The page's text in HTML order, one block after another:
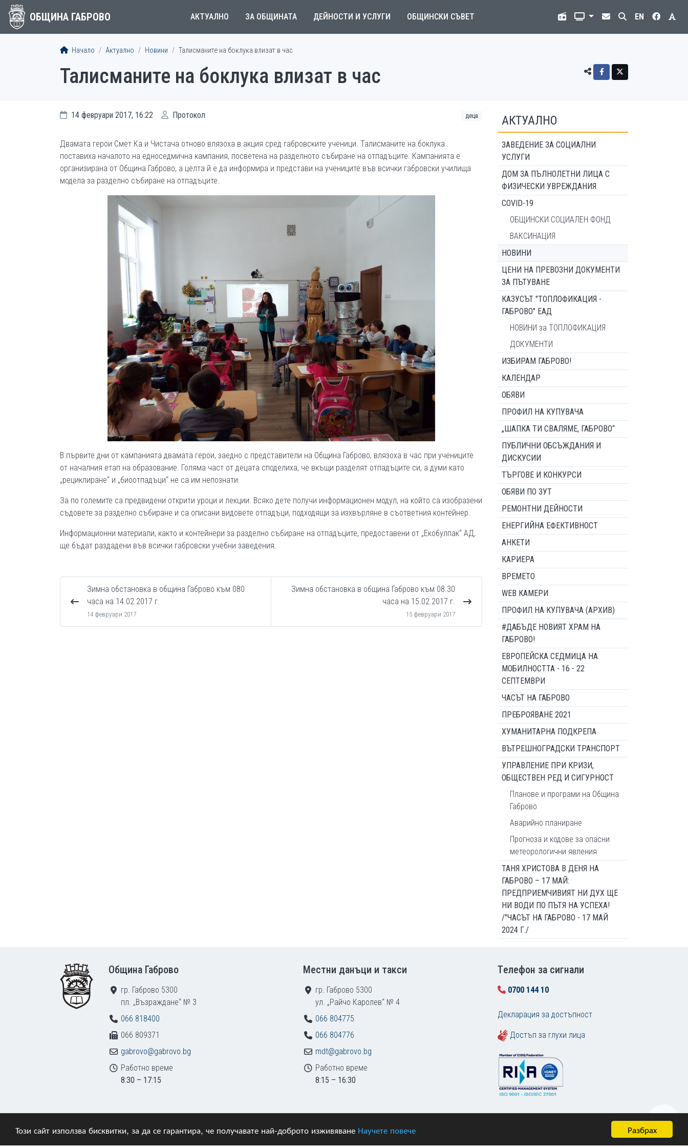
Разбрах
Този сайт използва бисквитки, за да се гарантира, че получавате най-доброто изживяване Научете повече
ОБЩИНА ГАБРОВО АКТУАЛНО ЗА ОБЩИНАТА ДЕЙНОСТИ И УСЛУГИ ОБЩИНСКИ СЪВЕТ EN
Начало Актуално Новини Талисманите на боклука влизат в час
Талисманите на боклука влизат в час
14 февруари 2017, 16:22 Протокол деца
Двамата герои Смет.Ка и Чистача отново влязоха в акция сред габровските ученици. Талисманите на боклука
поставиха началото на едноседмична кампания, посветена на разделното събиране на отпадъците. Кампанията е
организирана от Община Габрово, а целта й е да информира и представи на учениците във всички габровски училища
модела за разделно събиране на отпадъците.
В първите дни от кампанията двамата герои, заедно с представители на Община Габрово, влязоха в час при учениците
от началния етап на образование. Голяма част от децата споделиха, че вкъщи разделят отпадъците си, а думи като
„рециклиране“ и „биоотпадъци“ не са им непознати.
За по големите са предвидени открити уроци и лекции. Всяко дете получи информационен модул, на който са изобразени
съдовете за разделно събиране и са описани видовете отпадъци, подходящи за изхвърляне в съответния контейнер.
Информационни материали, както и контейнери за разделно събиране на отпадъците, предоставени от „Екобулпак“ АД,
ще бъдат раздадени във всички габровски учебни заведения.
Зимна обстановка в община Габрово към 080
часа на 14.02.2017 г.
14 февруари 2017
Зимна обстановка в община Габрово към 08.30
часа на 15.02.2017 г.
15 февруари 2017
АКТУАЛНО
ЗАВЕДЕНИЕ ЗА СОЦИАЛНИ
УСЛУГИ
ДОМ ЗА ПЪЛНОЛЕТНИ ЛИЦА С
ФИЗИЧЕСКИ УВРЕЖДАНИЯ
COVID-19
ОБЩИНСКИ СОЦИАЛЕН ФОНД
ВАКСИНАЦИЯ
НОВИНИ
ЦЕНИ НА ПРЕВОЗНИ ДОКУМЕНТИ
ЗА ПЪТУВАНЕ
КАЗУСЪТ "ТОПЛОФИКАЦИЯ -
ГАБРОВО" ЕАД
НОВИНИ за ТОПЛОФИКАЦИЯ
ДОКУМЕНТИ
ИЗБИРАМ ГАБРОВО!
КАЛЕНДАР
ОБЯВИ
ПРОФИЛ НА КУПУВАЧА
„ШАПКА ТИ СВАЛЯМЕ, ГАБРОВО“
ПУБЛИЧНИ ОБСЪЖДАНИЯ И
ДИСКУСИИ
ТЪРГОВЕ И КОНКУРСИ
ОБЯВИ ПО ЗУТ
РЕМОНТНИ ДЕЙНОСТИ
ЕНЕРГИЙНА ЕФЕКТИВНОСТ
АНКЕТИ
КАРИЕРА
ВРЕМЕТО
WEB КАМЕРИ
ПРОФИЛ НА КУПУВАЧА (АРХИВ)
#ДАБЪДЕ НОВИЯТ ХРАМ НА
ГАБРОВО!
ЕВРОПЕЙСКА СЕДМИЦА НА
МОБИЛНОСТТА - 16 - 22
СЕПТЕМВРИ
ЧАСЪТ НА ГАБРОВО
ПРЕБРОЯВАНЕ 2021
ХУМАНИТАРНА ПОДКРЕПА
ВЪТРЕШНОГРАДСКИ ТРАНСПОРТ
УПРАВЛЕНИЕ ПРИ КРИЗИ,
ОБЩЕСТВЕН РЕД И СИГУРНОСТ
Планове и програми на Община
Габрово
Аварийно планиране
Прогноза и кодове за опасни
метеорологични явления
ТАНЯ ХРИСТОВА В ДЕНЯ НА
ГАБРОВО – 17 МАЙ:
ПРЕДПРИЕМЧИВИЯТ НИ ДУХ ЩЕ
НИ ВОДИ ПО ПЪТЯ НА УСПЕХА!
/"ЧАСЪТ НА ГАБРОВО - 17 МАЙ
2024 Г./
Община Габрово
гр. Габрово 5300
пл. „Възраждане“ № 3
066 818400
066 809371
gabrovo@gabrovo.bg
Работно време
8:30 – 17:15
Местни данъци и такси
гр. Габрово 5300
ул. „Райчо Каролев“ № 4
066 804775
066 804776
mdt@gabrovo.bg
Работно време
8:15 – 16:30
Tелефон за сигнали
0700 144 10
Декларация за достъпност
Достъп за глухи лица
© 2009–2026 Община Габрово. Всички права запазени.